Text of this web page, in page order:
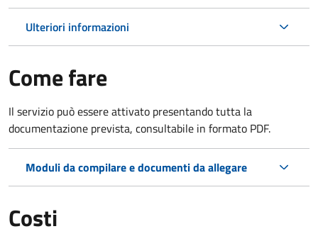
Ulteriori informazioni
Come fare
Il servizio può essere attivato presentando tutta la
documentazione prevista, consultabile in formato PDF.
Moduli da compilare e documenti da allegare
Costi